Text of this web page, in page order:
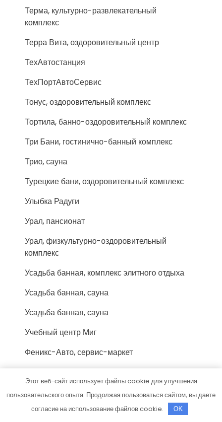
Терма, культурно-развлекательный
комплекс
Терра Вита, оздоровительный центр
ТехАвтостанция
ТехПортАвтоСервис
Тонус, оздоровительный комплекс
Тортила, банно-оздоровительный комплекс
Три Бани, гостинично-банный комплекс
Трио, сауна
Турецкие бани, оздоровительный комплекс
Улыбка Радуги
Урал, пансионат
Урал, физкультурно-оздоровительный
комплекс
Усадьба банная, комплекс элитного отдыха
Усадьба банная, сауна
Усадьба банная, сауна
Учебный центр Миг
Феникс-Авто, сервис-маркет
Форис, торгово-монтажная компания
Фортуна, сауна
Хижина охотника, гостевой дом
Этот веб-сайт использует файлы cookie для улучшения
пользовательского опыта. Продолжая пользоваться сайтом, вы даете
согласие на использование файлов cookie.
OK